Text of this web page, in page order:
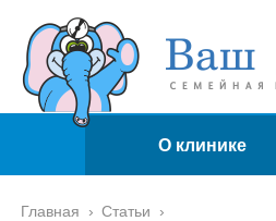
О клинике
Главная › Статьи ›